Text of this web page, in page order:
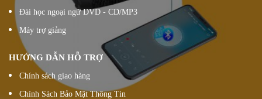
Đài học ngoại ngữ DVD - CD/MP3
Máy trợ giảng
HƯỚNG DẪN HỖ TRỢ
Chính sách giao hàng
Chính Sách Bảo Mật Thông Tin